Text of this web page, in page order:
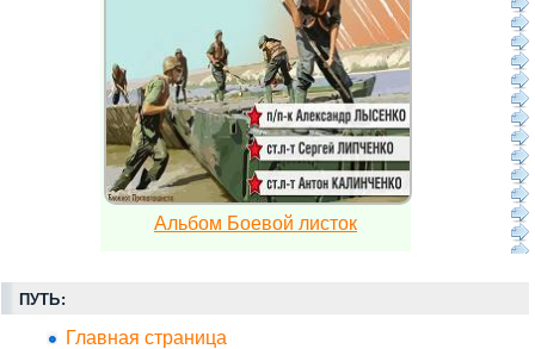
Альбом Боевой листок
ПУТЬ:
Главная страница